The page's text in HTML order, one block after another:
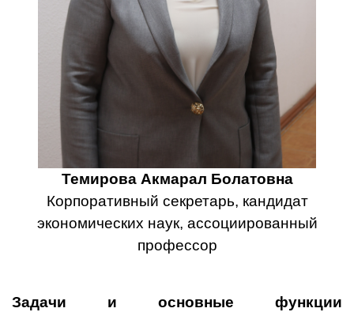
Темирова Акмарал Болатовна
Корпоративный секретарь, кандидат
экономических наук, ассоциированный
профессор
Задачи и основные функции